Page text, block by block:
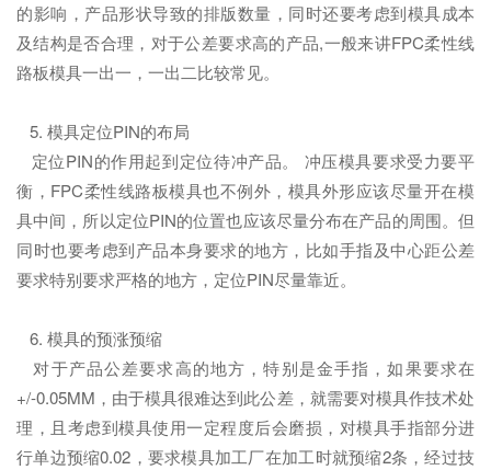
的影响，产品形状导致的排版数量，同时还要考虑到模具成本
及结构是否合理，对于公差要求高的产品,一般来讲FPC柔性线
路板模具一出一，一出二比较常见。
5. 模具定位PIN的布局
定位PIN的作用起到定位待冲产品。 冲压模具要求受力要平
衡，FPC柔性线路板模具也不例外，模具外形应该尽量开在模
具中间，所以定位PIN的位置也应该尽量分布在产品的周围。但
同时也要考虑到产品本身要求的地方，比如手指及中心距公差
要求特别要求严格的地方，定位PIN尽量靠近。
6. 模具的预涨预缩
对于产品公差要求高的地方，特别是金手指，如果要求在
+/-0.05MM，由于模具很难达到此公差，就需要对模具作技术处
理，且考虑到模具使用一定程度后会磨损，对模具手指部分进
行单边预缩0.02，要求模具加工厂在加工时就预缩2条，经过技